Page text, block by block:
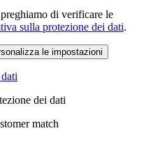
di verificare le
sulla protezione dei dati.
le impostazioni
dei dati
match